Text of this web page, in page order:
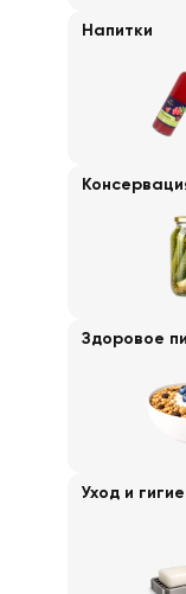
Напитки
Здоровое
Уход и